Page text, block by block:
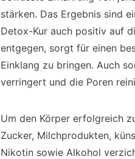
stärken. Das Ergebnis sind
Detox-Kur auch positiv auf
entgegen, sorgt für einen
Einklang zu bringen. Auch
verringert und die Poren
Um den Körper erfolgreich
Zucker, Milchprodukten,
Nikotin sowie Alkohol